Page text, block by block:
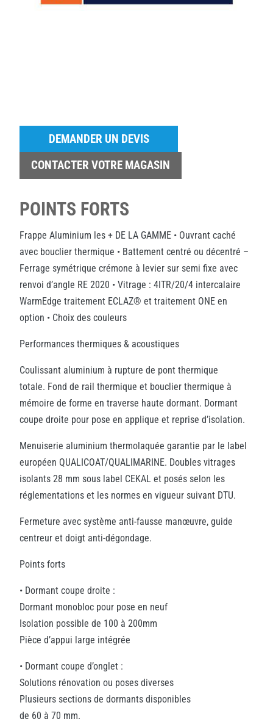
DEMANDER UN DEVIS
CONTACTER VOTRE MAGASIN
POINTS FORTS
Frappe Aluminium les + DE LA GAMME • Ouvrant caché
avec bouclier thermique • Battement centré ou décentré –
Ferrage symétrique crémone à levier sur semi fixe avec
renvoi d’angle RE 2020 • Vitrage : 4ITR/20/4 intercalaire
WarmEdge traitement ECLAZ® et traitement ONE en
option • Choix des couleurs
Performances thermiques & acoustiques
Coulissant aluminium à rupture de pont thermique
totale. Fond de rail thermique et bouclier thermique à
mémoire de forme en traverse haute dormant. Dormant
coupe droite pour pose en applique et reprise d’isolation.
Menuiserie aluminium thermolaquée garantie par le label
européen QUALICOAT/QUALIMARINE. Doubles vitrages
isolants 28 mm sous label CEKAL et posés selon les
réglementations et les normes en vigueur suivant DTU.
Fermeture avec système anti-fausse manœuvre, guide
centreur et doigt anti-dégondage.
Points forts
• Dormant coupe droite :
Dormant monobloc pour pose en neuf
Isolation possible de 100 à 200mm
Pièce d’appui large intégrée
• Dormant coupe d’onglet :
Solutions rénovation ou poses diverses
Plusieurs sections de dormants disponibles
de 60 à 70 mm.